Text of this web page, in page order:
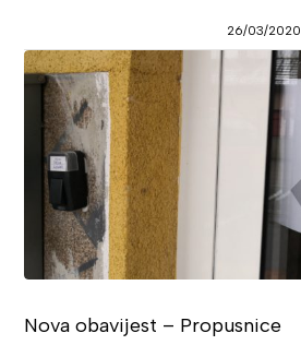
26/03/2020
Nova obavijest – Propusnice